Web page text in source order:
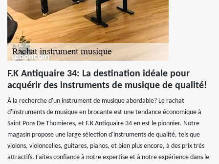
F.K Antiquaire 34: La destination idéale pour
acquérir des instruments de musique de qualité!
À la recherche d'un instrument de musique abordable? Le rachat
d'instruments de musique en brocante est une tendance économique à
Saint Pons De Thomieres, et F.K Antiquaire 34 en est le pionnier. Notre
magasin propose une large sélection d'instruments de qualité, tels que
violons, violoncelles, guitares, pianos, et bien plus encore, à des prix très
attractifs. Faites confiance à notre expertise et à notre expérience dans le